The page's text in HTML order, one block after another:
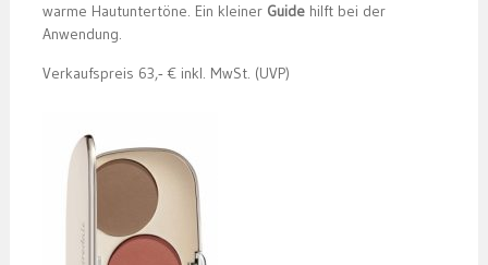
warme Hautuntertöne. Ein kleiner Guidehilft bei der
Anwendung.
Verkaufspreis 63,‑ € inkl. MwSt. (UVP)